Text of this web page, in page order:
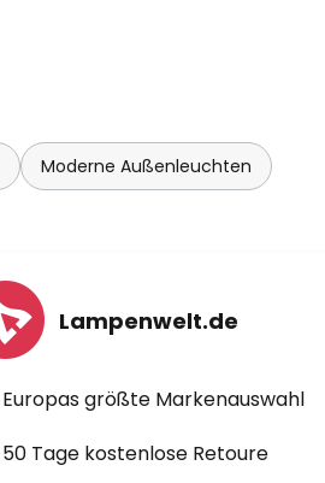
Moderne Außenleuchten
Lampenwelt.de
Europas größte Markenauswahl
50 Tage kostenlose Retoure